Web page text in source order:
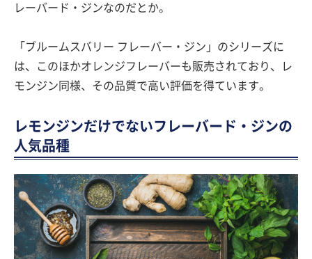
レーバード・ジンなのだとか。
「ブルームスバリー フレーバー・ジン」のシリーズに
は、このほかオレンジフレーバーも販売されており、レ
モンジン同様、その品質で高い評価を得ています。
レモンジンだけでないフレーバード・ジンの
人気品種